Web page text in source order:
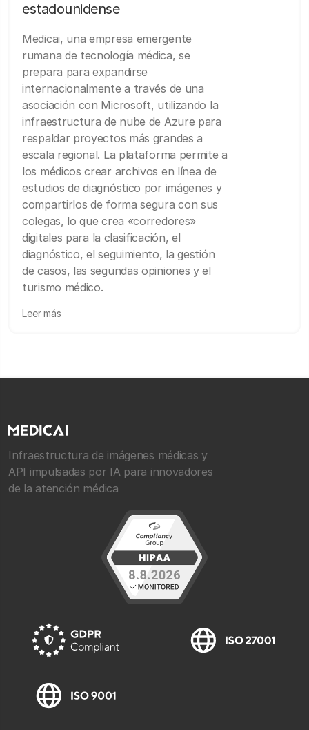
estadounidense
Medicai, una empresa emergente
rumana de tecnología médica, se
prepara para expandirse
internacionalmente a través de una
asociación con Microsoft, utilizando la
infraestructura de nube de Azure para
respaldar proyectos más grandes a
escala regional. La plataforma permite a
los médicos crear archivos en línea de
estudios de diagnóstico por imágenes y
compartirlos de forma segura con sus
colegas, lo que crea «corredores»
digitales para la clasificación, el
diagnóstico, el seguimiento, la gestión
de casos, las segundas opiniones y el
turismo médico.
Leer más
Infraestructura de imágenes médicas y
API impulsadas por IA para innovadores
de la atención médica